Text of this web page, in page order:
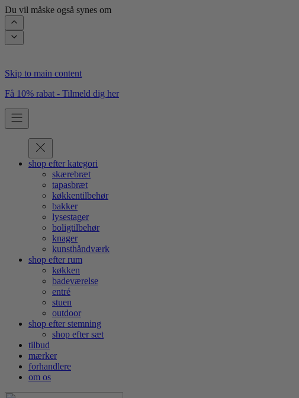
Du vil måske også synes om
Skip to main content
Få 10% rabat - Tilmeld dig her
shop efter kategori
skærebræt
tapasbræt
køkkentilbehør
bakker
lysestager
boligtilbehør
knager
kunsthåndværk
shop efter rum
køkken
badeværelse
entré
stuen
outdoor
shop efter stemning
shop efter sæt
tilbud
mærker
forhandlere
om os